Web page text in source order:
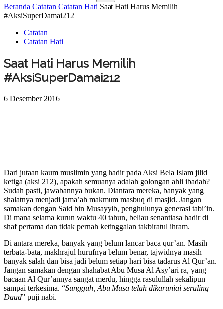
Beranda Catatan Catatan Hati Saat Hati Harus Memilih
#AksiSuperDamai212
Catatan
Catatan Hati
Saat Hati Harus Memilih
#AksiSuperDamai212
6 Desember 2016
Dari jutaan kaum muslimin yang hadir pada Aksi Bela Islam jilid
ketiga (aksi 212), apakah semuanya adalah golongan ahli ibadah?
Sudah pasti, jawabannya bukan. Diantara mereka, banyak yang
shalatnya menjadi jama’ah makmum masbuq di masjid. Jangan
samakan dengan Said bin Musayyib, penghulunya generasi tabi’in.
Di mana selama kurun waktu 40 tahun, beliau senantiasa hadir di
shaf pertama dan tidak pernah ketinggalan takbiratul ihram.
Di antara mereka, banyak yang belum lancar baca qur’an. Masih
terbata-bata, makhrajul hurufnya belum benar, tajwidnya masih
banyak salah dan bisa jadi belum setiap hari bisa tadarus Al Qur’an.
Jangan samakan dengan shahabat Abu Musa Al Asy’ari ra, yang
bacaan Al Qur’annya sangat merdu, hingga rasulullah sekalipun
sampai terkesima. “Sungguh, Abu Musa telah dikaruniai seruling
Daud” puji nabi.